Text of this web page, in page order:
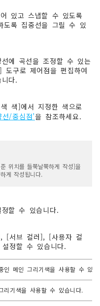
있고 스냅할 수 있도록
도록 집중선을 그릴 수 있
에 곡선을 조정할 수 있는
도구로 제어점을 편집하여
다.
색]에서 지정한 색으로
/중심점’을 참조하세요.
위치를 들쭉날쭉하게 작성]을
게 작성됩니다.
할 수 있습니다.
[서브 컬러], [사용자 컬
정할 수 있습니다.
인 메인 그리기색을 사용할 수 있습
리기색을 사용할 수 있습니다.